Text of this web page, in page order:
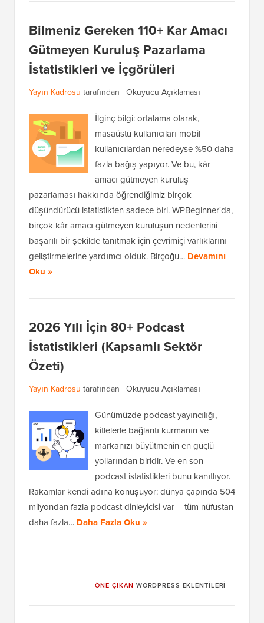
Bilmeniz Gereken 110+ Kar Amacı
Gütmeyen Kuruluş Pazarlama
İstatistikleri ve İçgörüleri
Yayın Kadrosu tarafından | Okuyucu Açıklaması
İlginç bilgi: ortalama olarak,
masaüstü kullanıcıları mobil
kullanıcılardan neredeyse %50 daha
fazla bağış yapıyor. Ve bu, kâr
amacı gütmeyen kuruluş
pazarlaması hakkında öğrendiğimiz birçok
düşündürücü istatistikten sadece biri. WPBeginner'da,
birçok kâr amacı gütmeyen kuruluşun nedenlerini
başarılı bir şekilde tanıtmak için çevrimiçi varlıklarını
geliştirmelerine yardımcı olduk. Birçoğu… Devamını
Oku »
2026 Yılı İçin 80+ Podcast
İstatistikleri (Kapsamlı Sektör
Özeti)
Yayın Kadrosu tarafından | Okuyucu Açıklaması
Günümüzde podcast yayıncılığı,
kitlelerle bağlantı kurmanın ve
markanızı büyütmenin en güçlü
yollarından biridir. Ve en son
podcast istatistikleri bunu kanıtlıyor.
Rakamlar kendi adına konuşuyor: dünya çapında 504
milyondan fazla podcast dinleyicisi var – tüm nüfustan
daha fazla… Daha Fazla Oku »
ÖNE ÇIKAN WORDPRESS EKLENTILERI